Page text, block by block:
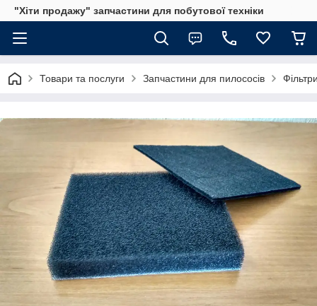
"Хіти продажу" запчастини для побутової техніки
Товари та послуги Запчастини для пилососів